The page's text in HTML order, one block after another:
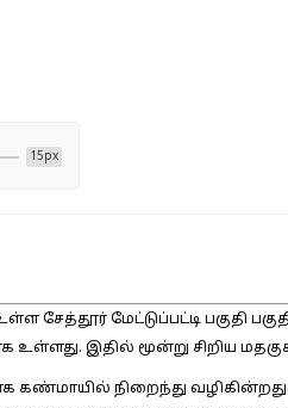
15px
சேத்தூர் மேட்டுப்பட்டி பகுதி
இதில் மூன்று சிறிய
நிறைந்து வழிகின்றது.